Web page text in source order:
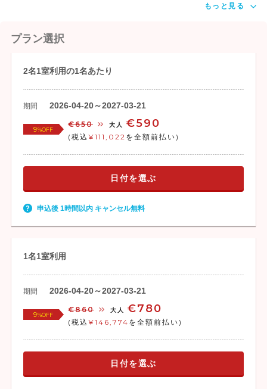
もっと見る
プラン選択
2名1室利用の1名あたり
期間 2026-04-20～2027-03-21
9%OFF
€650 大人 €590
(税込 ¥111,022 を全額前払い)
日付を選ぶ
申込後 1時間以内 キャンセル無料
1名1室利用
期間 2026-04-20～2027-03-21
9%OFF
€860 大人 €780
(税込 ¥146,774 を全額前払い)
日付を選ぶ